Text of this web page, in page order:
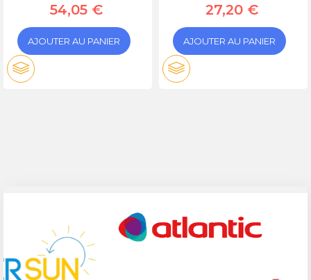
54,05 €
AJOUTER AU PANIER
27,20 €
AJOUTER AU PANIER